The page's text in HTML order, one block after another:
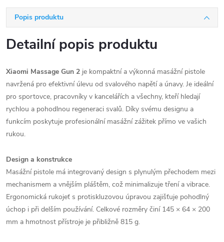
Popis produktu
Detailní popis produktu
Xiaomi Massage Gun 2 je kompaktní a výkonná masážní pistole
navržená pro efektivní úlevu od svalového napětí a únavy. Je ideální
pro sportovce, pracovníky v kancelářích a všechny, kteří hledají
rychlou a pohodlnou regeneraci svalů. Díky svému designu a
funkcím poskytuje profesionální masážní zážitek přímo ve vašich
rukou.
Design a konstrukce
Masážní pistole má integrovaný design s plynulým přechodem mezi
mechanismem a vnějším pláštěm, což minimalizuje tření a vibrace.
Ergonomická rukojeť s protiskluzovou úpravou zajišťuje pohodlný
úchop i při delším používání. Celkové rozměry činí 145 × 64 × 200
mm a hmotnost přístroje je přibližně 815 g.